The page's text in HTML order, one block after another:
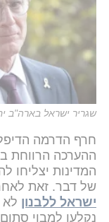
שגריר ישראל בארה"ב
חרף הדרמה
ההערכה הרווחת
המדינות יצליחו
של דבר. זאת
ישראל ללבנון לא
נקלעו למבוי